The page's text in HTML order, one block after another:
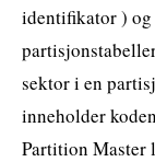
identifikator )
sektor i en
inneholder
Partition Master